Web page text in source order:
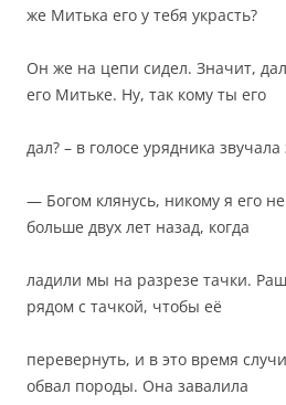
же Митька его у тебя украсть?
Он же на цепи сидел. Значит,
его Митьке. Ну, так кому ты его
дал? – в голосе урядника звучала
— Богом клянусь, никому я его
больше двух лет назад, когда
ладили мы на разрезе тачки.
рядом с тачкой, чтобы её
перевернуть, и в это время
обвал породы. Она завалила